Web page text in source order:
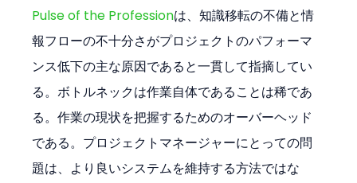
Pulse of the Professionは、知識移転の不備と情
報フローの不十分さがプロジェクトのパフォーマ
ンス低下の主な原因であると一貫して指摘してい
る。ボトルネックは作業自体であることは稀であ
る。作業の現状を把握するためのオーバーヘッド
である。プロジェクトマネージャーにとっての問
題は、より良いシステムを維持する方法ではな